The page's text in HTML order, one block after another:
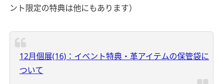
ント限定の特典は他にもあります）
12月個展(16)：イベント特典・革アイテムの保管袋に
ついて